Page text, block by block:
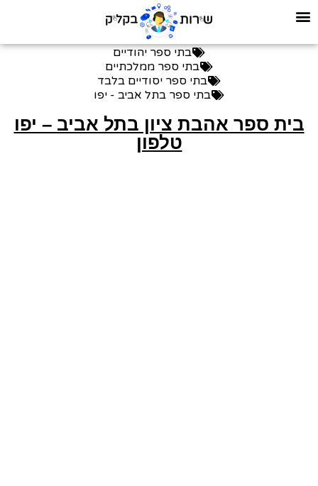
בתי ספר יהודיים
בתי ספר ממלכתיים
בתי ספר יסודיים בלבד
בתי ספר בתל אביב - יפו
בית ספר אהבת ציון בתל אביב – יפו
טלפון